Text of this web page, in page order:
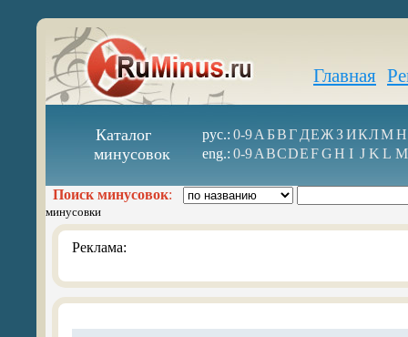
Главная
Каталог
минусовок
рус.: 0-9А БВГ ДЕЖ З ИКЛМН
eng.: 0-9ABCDEFGH I J K L M
Поиск минусовок:
минусовки
Реклама: